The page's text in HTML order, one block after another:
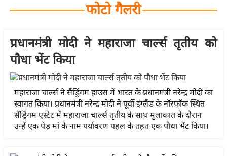
ज़ा
ब
रा
य
अं
त
फोटो गैलरी
प्रधानमंत्री मोदी ने महाराजा चार्ल्स तृतीय को
पौधा भेंट किया
महाराजा चार्ल्स ने सैंड्रिंगम हाउस में भारत के प्रधानमंत्री नरेन्द्र मोदी का
स्वागत किया। प्रधानमंत्री नरेन्द्र मोदी ने पूर्वी इंग्लैंड के नॉरफॉक स्थित
सैंड्रिंगम एस्टेट में महाराजा चार्ल्स तृतीय के साथ मुलाकात के दौरान
उन्हें एक पेड़ मां के नाम पर्यावरण पहल के तहत एक पौधा भेंट किया।